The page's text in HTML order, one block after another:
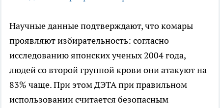
Научные данные подтверждают, что комары
проявляют избирательность: согласно
исследованию японских ученых 2004 года,
людей со второй группой крови они атакуют на
83% чаще. При этом ДЭТА при правильном
использовании считается безопасным